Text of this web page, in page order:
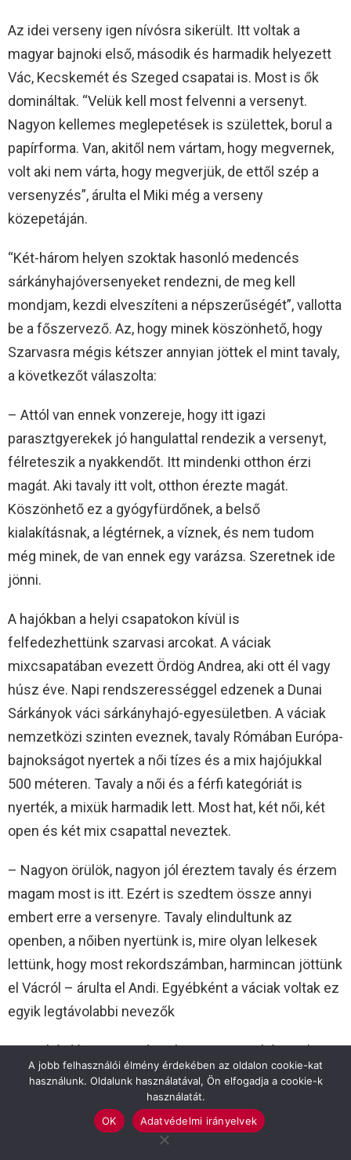
Az idei verseny igen nívósra sikerült. Itt voltak a
magyar bajnoki első, második és harmadik helyezett
Vác, Kecskemét és Szeged csapatai is. Most is ők
domináltak. “Velük kell most felvenni a versenyt.
Nagyon kellemes meglepetések is születtek, borul a
papírforma. Van, akitől nem vártam, hogy megvernek,
volt aki nem várta, hogy megverjük, de ettől szép a
versenyzés”, árulta el Miki még a verseny
közepetáján.
“Két-három helyen szoktak hasonló medencés
sárkányhajóversenyeket rendezni, de meg kell
mondjam, kezdi elveszíteni a népszerűségét”, vallotta
be a főszervező. Az, hogy minek köszönhető, hogy
Szarvasra mégis kétszer annyian jöttek el mint tavaly,
a következőt válaszolta:
– Attól van ennek vonzereje, hogy itt igazi
parasztgyerekek jó hangulattal rendezik a versenyt,
félreteszik a nyakkendőt. Itt mindenki otthon érzi
magát. Aki tavaly itt volt, otthon érezte magát.
Köszönhető ez a gyógyfürdőnek, a belső
kialakításnak, a légtérnek, a víznek, és nem tudom
még minek, de van ennek egy varázsa. Szeretnek ide
jönni.
A hajókban a helyi csapatokon kívül is
felfedezhettünk szarvasi arcokat. A váciak
mixcsapatában evezett Ördög Andrea, aki ott él vagy
húsz éve. Napi rendszerességgel edzenek a Dunai
Sárkányok váci sárkányhajó-egyesületben. A váciak
nemzetközi szinten eveznek, tavaly Rómában Európa-
bajnokságot nyertek a női tízes és a mix hajójukkal
500 méteren. Tavaly a női és a férfi kategóriát is
nyerték, a mixük harmadik lett. Most hat, két női, két
open és két mix csapattal neveztek.
– Nagyon örülök, nagyon jól éreztem tavaly és érzem
magam most is itt. Ezért is szedtem össze annyi
embert erre a versenyre. Tavaly elindultunk az
openben, a nőiben nyertünk is, mire olyan lelkesek
lettünk, hogy most rekordszámban, harmincan jöttünk
el Vácról – árulta el Andi. Egyébként a váciak voltak ez
egyik legtávolabbi nevezők
Arra a kérdésemre Andrea, hogy szarvasiként milyen
itthon versenyezni a régi barátok ellen, a következőt
– Most volt Százhalombattán egy medencés verseny.
A jobb felhasználói élmény érdekében az oldalon cookie-kat
használunk. Oldalunk használatával, Ön elfogadja a cookie-k
használatát.
OK
Adatvédelmi irányelvek